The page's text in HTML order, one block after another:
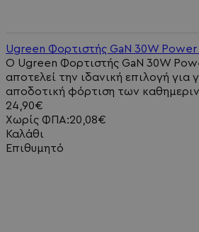
Ugreen Φορτιστής GaN 30W
Ο Ugreen Φορτιστής GaN 30W
αποτελεί την ιδανική επιλογή για
αποδοτική φόρτιση των
24,90€
Χωρίς ΦΠΑ:20,08€
Καλάθι
Επιθυμητό